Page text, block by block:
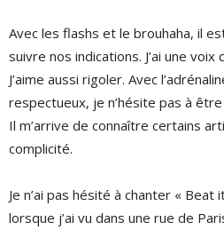
Avec les flashs et le brouhaha, il
suivre nos indications. J’ai une
J’aime aussi rigoler. Avec
respectueux, je n’hésite pas à
Il m’arrive de connaître certains
complicité.
Je n’ai pas hésité à chanter « Beat
lorsque j’ai vu dans une rue de